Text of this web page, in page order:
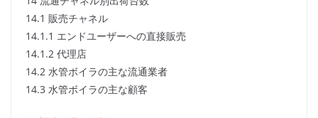
14.1 販売チャネル
14.1.1 エンドユーザーへの直接販売
14.1.2 代理店
14.2 水管ボイラの主な流通業者
14.3 水管ボイラの主な顧客